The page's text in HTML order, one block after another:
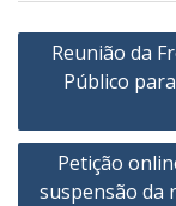
Navegação
Reunião da
Público
Petição
suspensão da